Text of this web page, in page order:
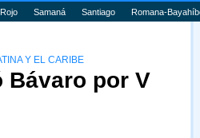
Samaná Santiago Romana-
Y EL CARIBE
Bávaro por V